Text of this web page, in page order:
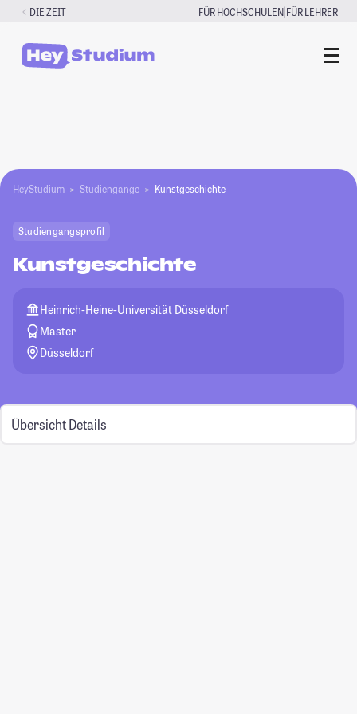
Zum
springen
DIE ZEIT FÜR HOCHSCHULEN|FÜR LEHRER
HeyStudium Studiengänge Kunstgeschichte
Studiengangsprofil
Kunstgeschichte
Heinrich-Heine-Universität Düsseldorf
Master
Düsseldorf
Übersicht Details